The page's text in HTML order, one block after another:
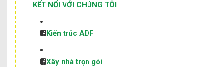
KẾT NỐI VỚI CHÚNG TÔI
Kiến trúc ADF
Xây nhà trọn gói